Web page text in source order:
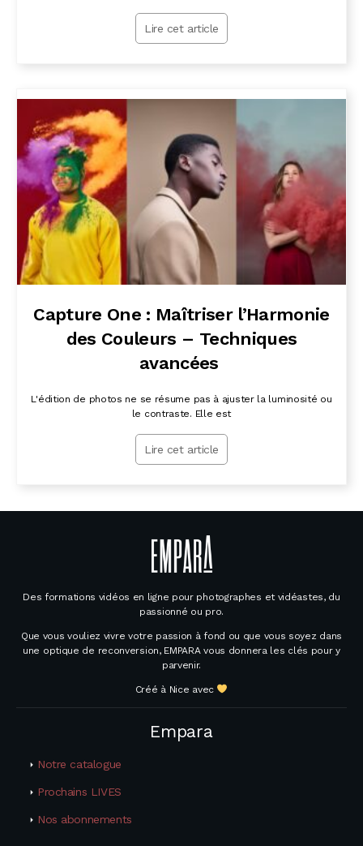
Lire cet article
Capture One : Maîtriser l’Harmonie
des Couleurs – Techniques
avancées
L'édition de photos ne se résume pas à ajuster la luminosité ou
le contraste. Elle est
Lire cet article
Des formations vidéos en ligne pour photographes et vidéastes, du
passionné ou pro.
Que vous vouliez vivre votre passion à fond ou que vous soyez dans
une optique de reconversion, EMPARA vous donnera les clés pour y
parvenir.
Créé à Nice avec
Empara
Notre catalogue
Prochains LIVES
Nos abonnements